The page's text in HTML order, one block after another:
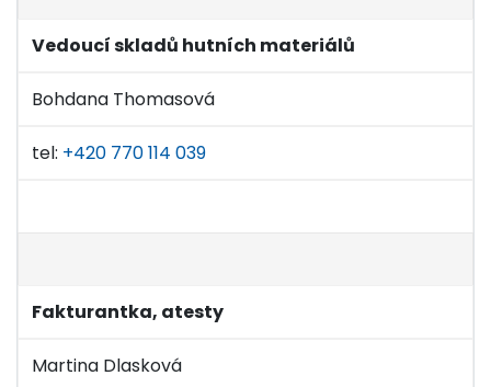
Vedoucí skladů hutních materiálů
Bohdana Thomasová
tel: +420 770 114 039
Fakturantka, atesty
Martina Dlasková